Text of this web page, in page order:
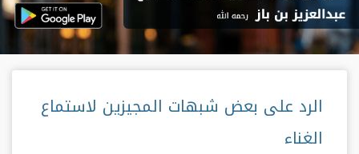
الرد على بعض شبهات المجيزين لاستماع
الغناء